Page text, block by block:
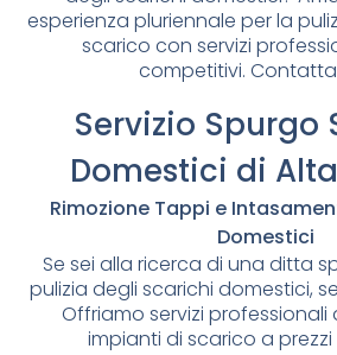
esperienza pluriennale per la
scarico con servizi
competitivi.
Servizio Spurgo
Domestici di
Rimozione Tappi e
Domestici
Se sei alla ricerca di una ditta
pulizia degli scarichi domestici,
Offriamo servizi professionali
impianti di scarico a